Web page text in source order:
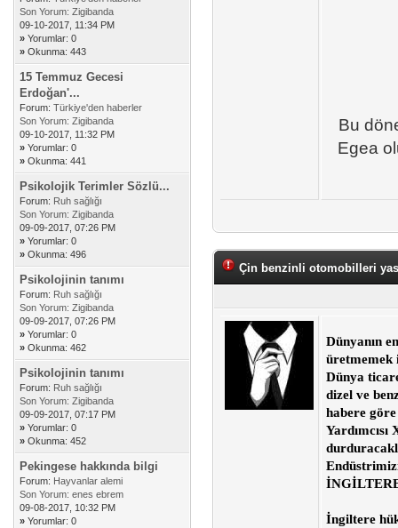
Son Yorum: Zigibanda
09-10-2017, 11:34 PM
» Yorumlar: 0
» Okunma: 443
15 Temmuz Gecesi
Erdoğan'...
Forum: Türkiye'den haberler
Son Yorum: Zigibanda
09-10-2017, 11:32 PM
» Yorumlar: 0
» Okunma: 441
Psikolojik Terimler Sözlü...
Forum: Ruh sağlığı
Son Yorum: Zigibanda
09-09-2017, 07:26 PM
» Yorumlar: 0
» Okunma: 496
Psikolojinin tanımı
Forum: Ruh sağlığı
Son Yorum: Zigibanda
09-09-2017, 07:26 PM
» Yorumlar: 0
» Okunma: 462
Psikolojinin tanımı
Forum: Ruh sağlığı
Son Yorum: Zigibanda
09-09-2017, 07:17 PM
» Yorumlar: 0
» Okunma: 452
Pekingese hakkında bilgi
Forum: Hayvanlar alemi
Son Yorum: enes ebrem
09-08-2017, 10:32 PM
» Yorumlar: 0
Bu
Egea
Çin benzinli otomobilleri
Dünyanın
üretmemek
Dünya
dizel ve
habere
İngiltere